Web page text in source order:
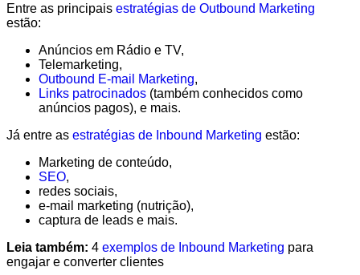
Entre as principais estratégias de Outbound Marketing
estão:
Anúncios em Rádio e TV,
Telemarketing,
Outbound E-mail Marketing,
Links patrocinados (também conhecidos como
anúncios pagos), e mais.
Já entre as estratégias de Inbound Marketing estão:
Marketing de conteúdo,
SEO,
redes sociais,
e-mail marketing (nutrição),
captura de leads e mais.
Leia também: 4 exemplos de Inbound Marketing para
engajar e converter clientes